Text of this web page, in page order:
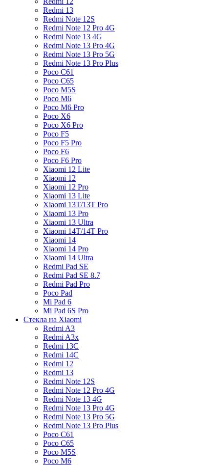
Redmi 13
Redmi Note 12S
Redmi Note 12 Pro 4G
Redmi Note 13 4G
Redmi Note 13 Pro 4G
Redmi Note 13 Pro 5G
Redmi Note 13 Pro Plus
Poco C61
Poco C65
Poco M5S
Poco M6
Poco M6 Pro
Poco X6
Poco X6 Pro
Poco F5
Poco F5 Pro
Poco F6
Poco F6 Pro
Xiaomi 12 Lite
Xiaomi 12
Xiaomi 12 Pro
Xiaomi 13 Lite
Xiaomi 13T/13T Pro
Xiaomi 13 Pro
Xiaomi 13 Ultra
Xiaomi 14T/14T Pro
Xiaomi 14
Xiaomi 14 Pro
Xiaomi 14 Ultra
Redmi Pad SE
Redmi Pad SE 8.7
Redmi Pad Pro
Poco Pad
Mi Pad 6
Mi Pad 6S Pro
Стекла на Xiaomi
Redmi A3
Redmi A3x
Redmi 13C
Redmi 14C
Redmi 12
Redmi 13
Redmi Note 12S
Redmi Note 12 Pro 4G
Redmi Note 13 4G
Redmi Note 13 Pro 4G
Redmi Note 13 Pro 5G
Redmi Note 13 Pro Plus
Poco C61
Poco C65
Poco M5S
Poco M6